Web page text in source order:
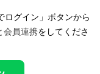
ログイン」ボタンから
会員連携をしてくださ